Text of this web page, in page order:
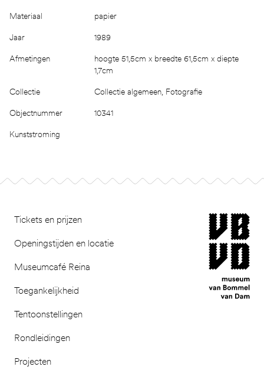
Materiaal papier
Jaar 1989
Afmetingen
hoogte 51,5cm x breedte 61,5cm x diepte
1,7cm
Collectie Collectie algemeen, Fotografie
Objectnummer 10341
Kunststroming
Tickets en prijzen
Openingstijden en locatie
Museumcafé Reina
Toegankelijkheid
Tentoonstellingen
Rondleidingen
Projecten
museum van